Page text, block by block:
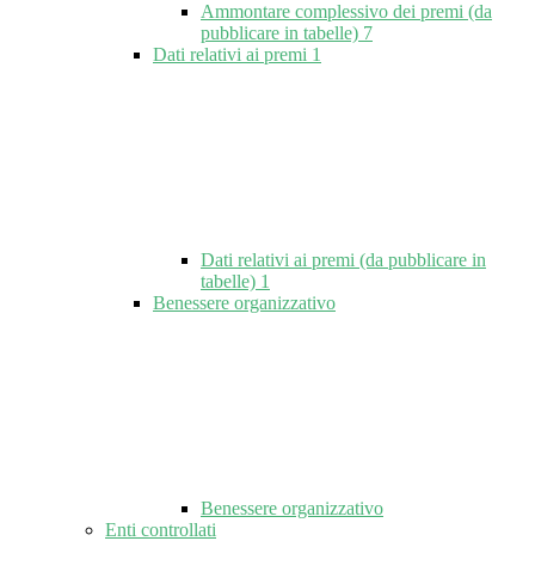
Ammontare complessivo dei premi (da
pubblicare in tabelle) 7
Dati relativi ai premi 1
Dati relativi ai premi (da pubblicare in
tabelle) 1
Benessere organizzativo
Benessere organizzativo
Enti controllati